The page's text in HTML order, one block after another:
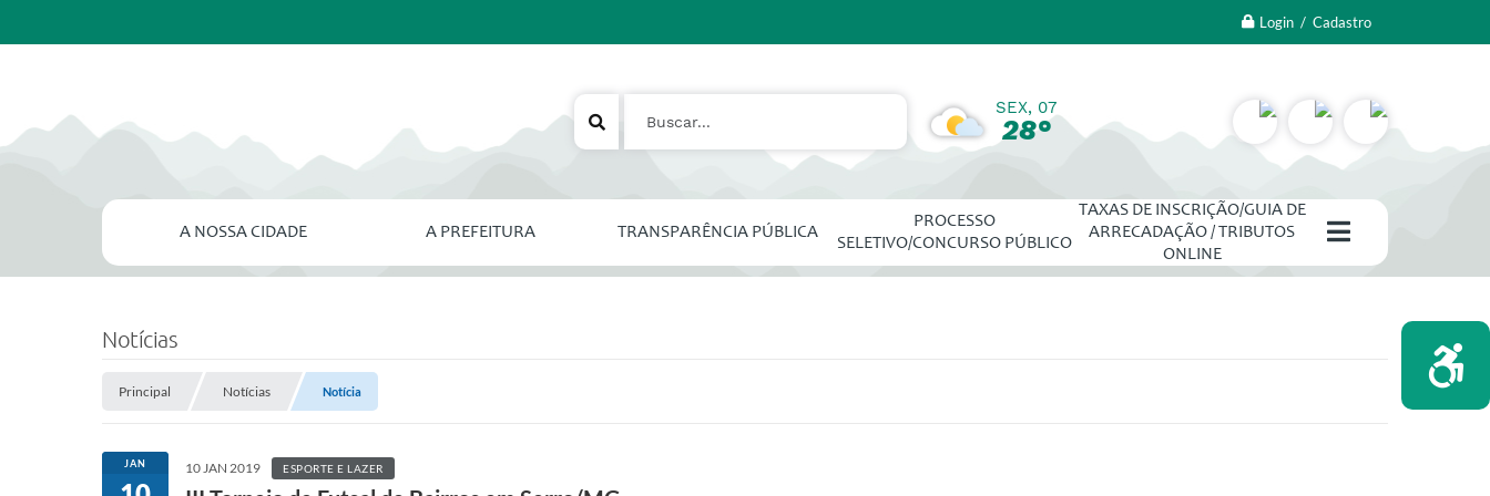
Login / Cadastro
SEX, 07
28°
A NOSSA CIDADE A PREFEITURA TRANSPARÊNCIA PÚBLICA
PROCESSO
SELETIVO/CONCURSO PÚBLICO
TAXAS DE INSCRIÇÃO/GUIA DE
ARRECADAÇÃO / TRIBUTOS
ONLINE
Notícias
Principal Notícias Notícia
JAN 10 JAN 2019 ESPORTE E LAZER